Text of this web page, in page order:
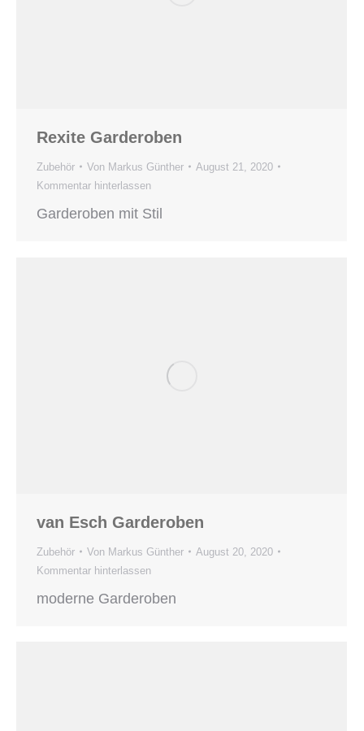
Rexite Garderoben
Zubehör Von Markus Günther
August 21, 2020
Kommentar hinterlassen
Garderoben mit Stil
van Esch Garderoben
Zubehör Von Markus Günther
August 20, 2020
Kommentar hinterlassen
moderne Garderoben